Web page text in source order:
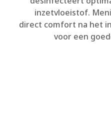
inzetvloeistof.
direct comfort na het
voor een